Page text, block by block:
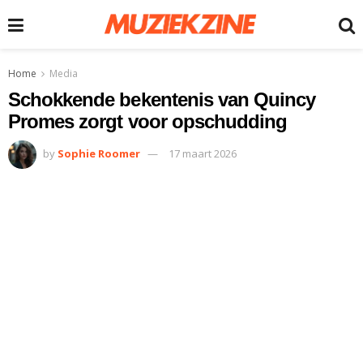
Home Media
Schokkende bekentenis van Quincy
Promes zorgt voor opschudding
by Sophie Roomer 17 maart 2026